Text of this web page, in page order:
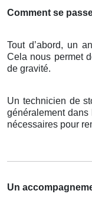
Comment se
Tout d’abord, un
Cela nous permet
de gravité.
Un technicien de
généralement dans
nécessaires pour
Un